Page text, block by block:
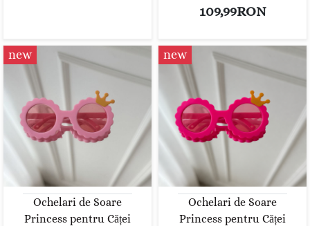
109,99RON
new
Ochelari de Soare
Princess pentru Căței
new
Ochelari de Soare
Princess pentru Căței